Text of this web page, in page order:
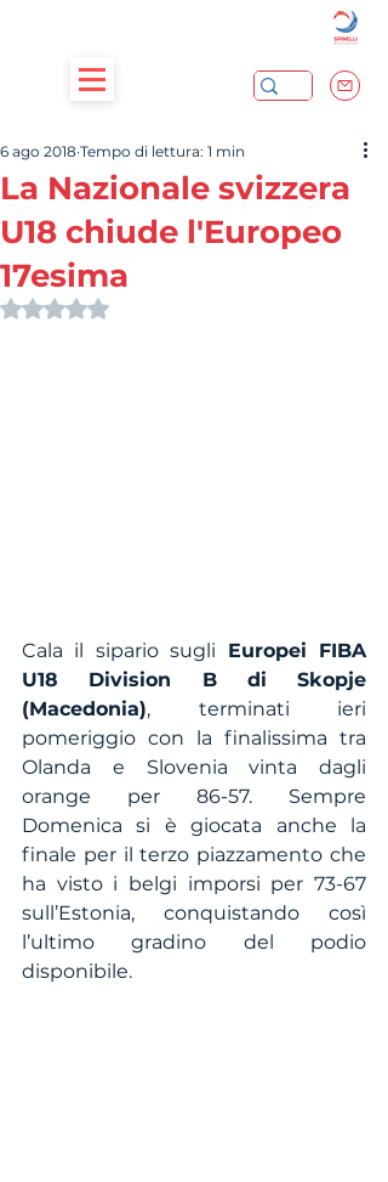
La Nazionale svizzera
U18 chiude l'Europeo
17esima
6 ago 2018 Tempo di lettura: 1 min
Valutazione NaN stelle su 5.
Cala il sipario sugli Europei FIBA
U18 Division B di Skopje
(Macedonia), terminati ieri
pomeriggio con la finalissima tra
Olanda e Slovenia vinta dagli
orange per 86-57. Sempre
Domenica si è giocata anche la
finale per il terzo piazzamento che
ha visto i belgi imporsi per 73-67
sull’Estonia, conquistando così
l’ultimo gradino del podio
disponibile.